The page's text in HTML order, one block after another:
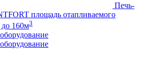
Печь-
площадь отапливаемого
160м3